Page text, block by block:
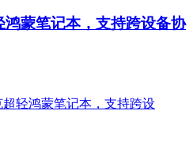
鸿蒙笔记本，支持跨设备协